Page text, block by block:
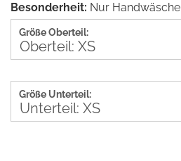
Besonderheit: Nur Handwäsche
Größe Oberteil:
Größe Unterteil: